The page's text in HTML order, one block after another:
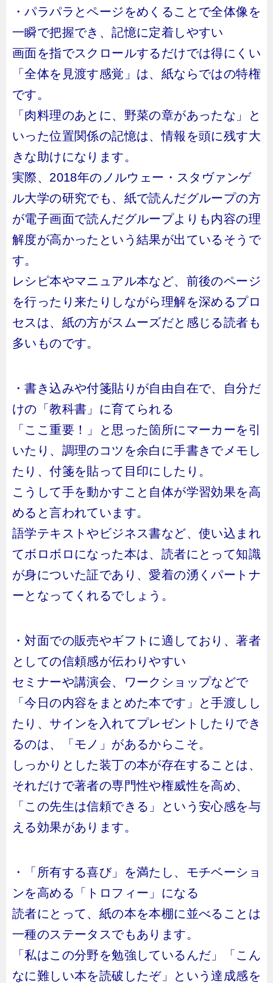
・パラパラとページをめくることで全体像を
一瞬で把握でき、記憶に定着しやすい
画面を指でスクロールするだけでは得にくい
「全体を見渡す感覚」は、紙ならではの特権
です。
「肉料理のあとに、野菜の章があったな」と
いった位置関係の記憶は、情報を頭に残す大
きな助けになります。
実際、2018年のノルウェー・スタヴァンゲ
ル大学の研究でも、紙で読んだグループの方
が電子画面で読んだグループよりも内容の理
解度が高かったという結果が出ているそうで
す。
レシピ本やマニュアル本など、前後のページ
を行ったり来たりしながら理解を深めるプロ
セスは、紙の方がスムーズだと感じる読者も
多いものです。
・書き込みや付箋貼りが自由自在で、自分だ
けの「教科書」に育てられる
「ここ重要！」と思った箇所にマーカーを引
いたり、調理のコツを余白に手書きでメモし
たり、付箋を貼って目印にしたり。
こうして手を動かすこと自体が学習効果を高
めると言われています。
語学テキストやビジネス書など、使い込まれ
てボロボロになった本は、読者にとって知識
が身についた証であり、愛着の湧くパートナ
ーとなってくれるでしょう。
・対面での販売やギフトに適しており、著者
としての信頼感が伝わりやすい
セミナーや講演会、ワークショップなどで
「今日の内容をまとめた本です」と手渡しし
たり、サインを入れてプレゼントしたりでき
るのは、「モノ」があるからこそ。
しっかりとした装丁の本が存在することは、
それだけで著者の専門性や権威性を高め、
「この先生は信頼できる」という安心感を与
える効果があります。
・「所有する喜び」を満たし、モチベーショ
ンを高める「トロフィー」になる
読者にとって、紙の本を本棚に並べることは
一種のステータスでもあります。
「私はこの分野を勉強しているんだ」「こん
なに難しい本を読破したぞ」という達成感を